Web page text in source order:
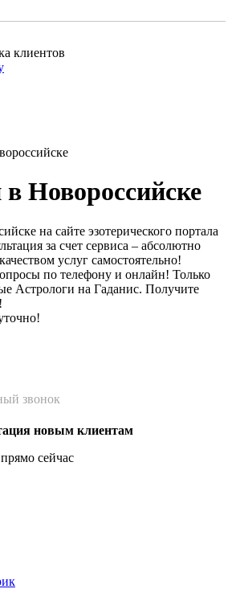
клиентов
Новороссийске
на сайте эзотерического портала
за счет сервиса – абсолютно
услуг самостоятельно!
по телефону и онлайн! Только
Астрологи на Гаданис. Получите
звонок
новым клиентам
сейчас